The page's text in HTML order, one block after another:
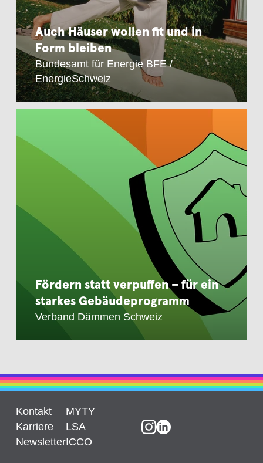
Auch Häuser wollen fit und in
Form bleiben
Bundesamt für Energie BFE /
EnergieSchweiz
Fördern statt verpuffen – für ein
starkes Gebäudeprogramm
Verband Dämmen Schweiz
Kontakt
Karriere
Newsletter
MYTY
LSA
ICCO